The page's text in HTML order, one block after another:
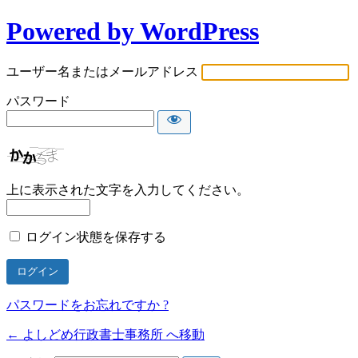
Powered by WordPress
ユーザー名またはメールアドレス
パスワード
上に表示された文字を入力してください。
ログイン状態を保存する
パスワードをお忘れですか ?
← よしどめ行政書士事務所 へ移動